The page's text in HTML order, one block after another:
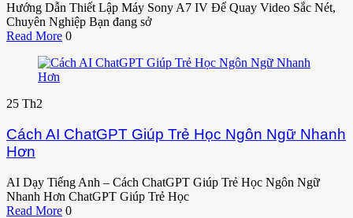
Hướng Dẫn Thiết Lập Máy Sony A7 IV Để Quay Video Sắc Nét,
Chuyên Nghiệp Bạn đang sở
Read More 0
25 Th2
Cách AI ChatGPT Giúp Trẻ Học Ngôn Ngữ Nhanh
Hơn
AI Dạy Tiếng Anh – Cách ChatGPT Giúp Trẻ Học Ngôn Ngữ
Nhanh Hơn ChatGPT Giúp Trẻ Học
Read More 0